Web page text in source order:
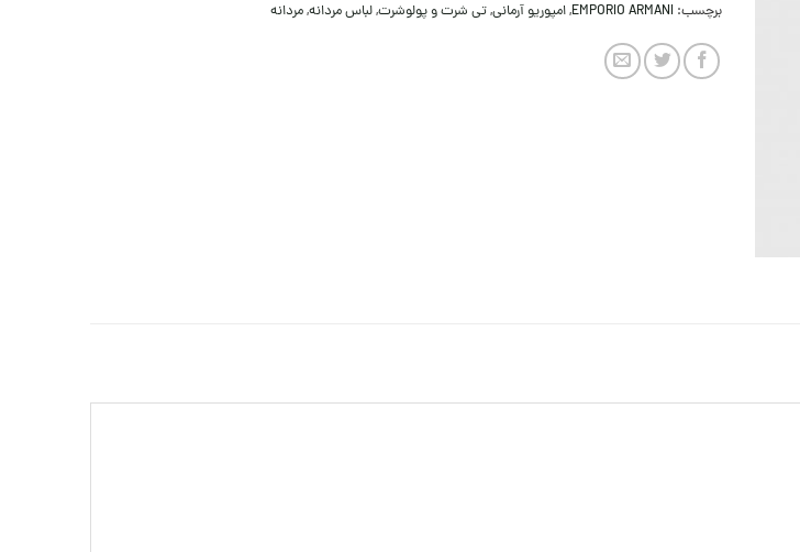
برچسب: EMPORIO ARMANI
,امپوریو آرمانی,تی شرت و پولوشرت,لباس مردانه,مردانه